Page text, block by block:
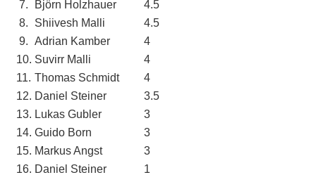
7.
Björn Holzhauer
4.5
8.
Shiivesh Malli
4.5
9. Adrian Kamber
4
10. Suvirr Malli
4
11. Thomas Schmidt
4
12. Daniel Steiner
3.5
13. Lukas Gubler
3
14. Guido Born
3
15. Markus Angst
3
16. Daniel Steiner 1